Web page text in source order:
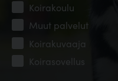
Koirakoulu
Muut palvelut
Koirakuvaaja
Koirasovellus